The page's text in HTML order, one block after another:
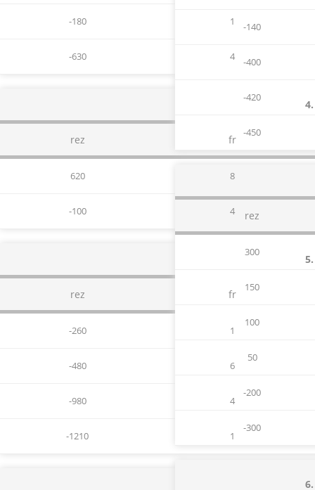
-180 1
-630 4
4.
rez fr
620 8
-100 4
5.
rez fr
-260 1
-480 6
-980 4
-1210 1
6.
-140
-400
-420
-450
rez
300
150
100
50
-200
-300